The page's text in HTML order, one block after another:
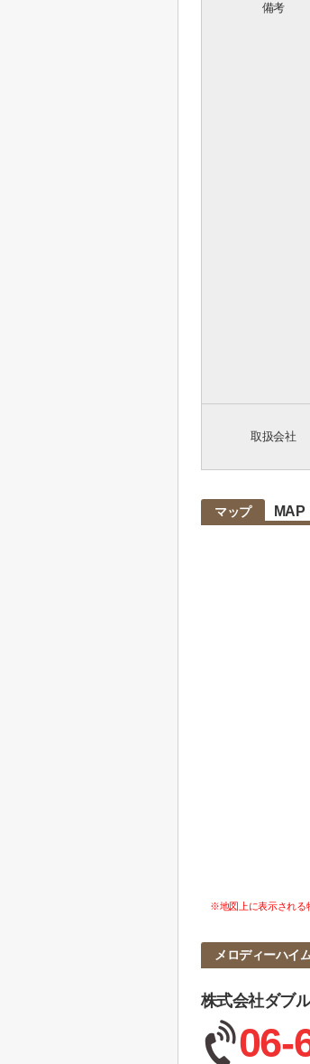
備考
取扱会社
マップ MAP
※地図上に表示される
メロディーハイ
株式会社ダブ
06-